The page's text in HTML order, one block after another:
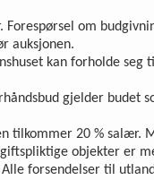
om
auksjonen.
kan forholde
gjelder budet
tilkommer 20 % salær.
objekter er
forsendelser til